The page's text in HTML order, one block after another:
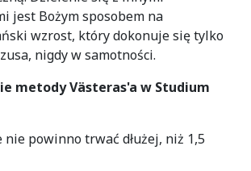
jest Bożym sposobem na
wzrost, który dokonuje się tylko
nigdy w samotności.
metody Västeras'a w Studium
nie powinno trwać dłużej, niż 1,5